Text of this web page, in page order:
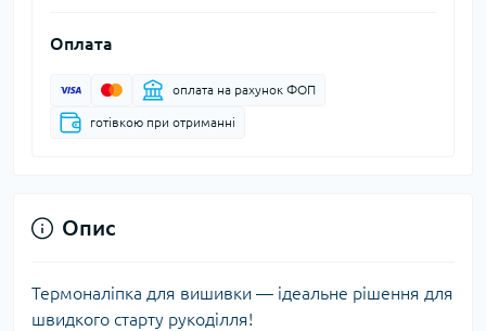
Оплата
оплата на рахунок ФОП
готівкою при отриманні
Опис
Термоналіпка для вишивки — ідеальне рішення для
швидкого старту рукоділля!